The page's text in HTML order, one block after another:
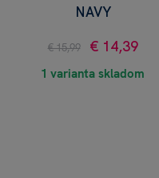
NAVY
€ 15,99 € 14,39
1 varianta skladom